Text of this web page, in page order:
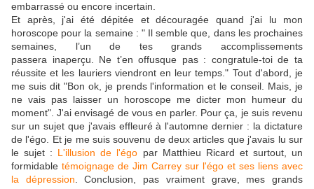
embarrassé ou encore incertain.
Et après, j'ai été dépitée et découragée quand j'ai lu mon
horoscope pour la semaine : " Il semble que, dans les prochaines
semaines, l’un de tes grands accomplissements
passera inaperçu. Ne t’en offusque pas : congratule-toi de ta
réussite et les lauriers viendront en leur temps." Tout d'abord, je
me suis dit "Bon ok, je prends l'information et le conseil. Mais, je
ne vais pas laisser un horoscope me dicter mon humeur du
moment". J'ai envisagé de vous en parler. Pour ça, je suis revenu
sur un sujet que j'avais effleuré à l'automne dernier : la dictature
de l'égo. Et je me suis souvenu de deux articles que j'avais lu sur
le sujet : L'illusion de l'égo par Matthieu Ricard et surtout, un
formidable témoignage de Jim Carrey sur l'égo et ses liens avec
la dépression . Conclusion, pas vraiment grave, mes grands